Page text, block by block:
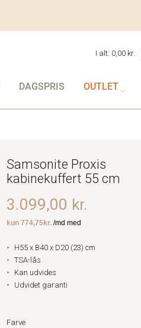
I alt: 0,00 kr.
DAGSPRIS OUTLET
Samsonite Proxis
kabinekuffert 55 cm
3.099,00 kr.
H55 x B40 x D20 (23) cm
TSA-lås
Kan udvides
Udvidet garanti
Farve